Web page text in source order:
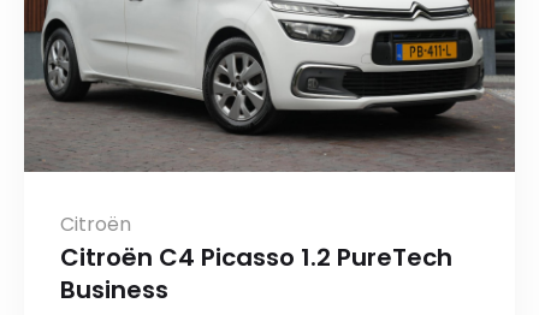
Citroën
Citroën C4 Picasso 1.2 PureTech
Business